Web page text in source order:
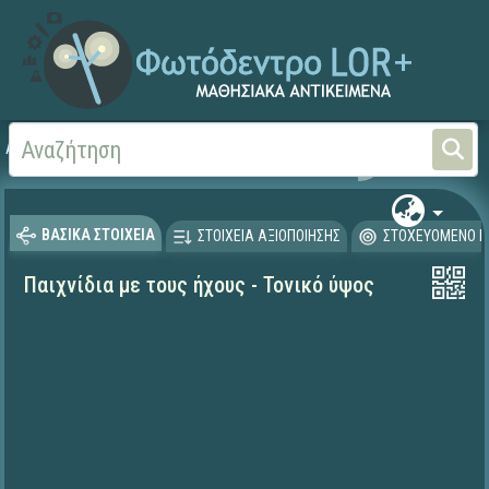
Αρχική
ΒΑΣΙΚΑ ΣΤΟΙΧΕΙΑ ΣΤΟΙΧΕΙΑ ΑΞΙΟΠΟΙΗΣΗΣ ΣΤΟΧΕΥΟΜΕΝΟ
Παιχνίδια με τους ήχους - Τονικό ύψος